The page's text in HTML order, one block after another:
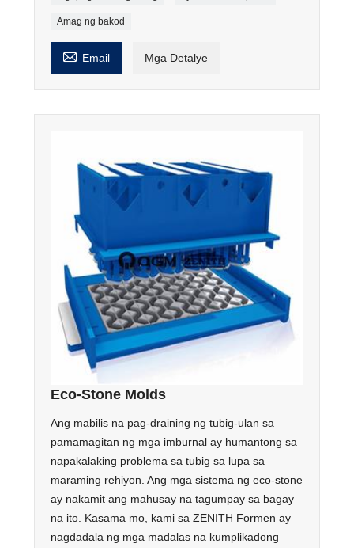
Amag ng bakod
 Email Mga Detalye
Eco-Stone Molds
Ang mabilis na pag-draining ng tubig-ulan sa
pamamagitan ng mga imburnal ay humantong sa
napakalaking problema sa tubig sa lupa sa
maraming rehiyon. Ang mga sistema ng eco-stone
ay nakamit ang mahusay na tagumpay sa bagay
na ito. Kasama mo, kami sa ZENITH Formen ay
nagdadala ng mga madalas na kumplikadong